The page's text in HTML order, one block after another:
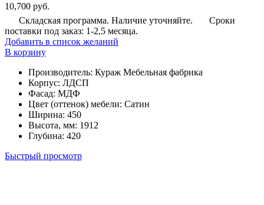
10,700 руб.
Складская программа. Наличие уточняйте.
Сроки
поставки под заказ: 1-2,5 месяца.
Добавить в список желаний
В корзину
Производитель: Кураж Мебельная фабрика
Корпус: ЛДСП
Фасад: МДФ
Цвет (оттенок) мебели: Сатин
Ширина: 450
Высота, мм: 1912
Глубина: 420
Быстрый просмотр